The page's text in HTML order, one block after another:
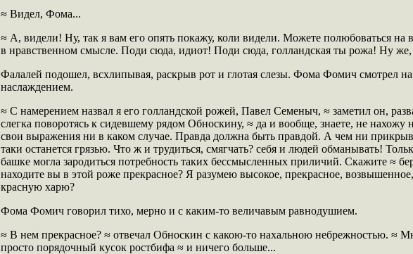
≈ Видел, Фома...
≈ А, видели! Ну, так я вам его опять покажу, коли видели. Можете полюбоваться на
в нравственном смысле. Поди сюда, идиот! Поди сюда, голландская ты рожа! Ну
Фалалей подошел, всхлипывая, раскрыв рот и глотая слезы. Фома Фомич смотрел на
наслаждением.
≈ С намерением назвал я его голландской рожей, Павел Семеныч, ≈ заметил он,
слегка поворотясь к сидевшему рядом Обноскину, ≈ да и вообще, знаете, не нахожу
свои выражения ни в каком случае. Правда должна быть правдой. А чем ни
таки останется грязью. Что ж и трудиться, смягчать? себя и людей обманывать!
башке могла зародиться потребность таких бессмысленных приличий. Скажите ≈
находите вы в этой роже прекрасное? Я разумею высокое, прекрасное,
красную харю?
Фома Фомич говорил тихо, мерно и с каким-то величавым равнодушием.
≈ В нем прекрасное? ≈ отвечал Обноскин с какою-то нахальною небрежностью. ≈
просто порядочный кусок ростбифа ≈ и ничего больше...